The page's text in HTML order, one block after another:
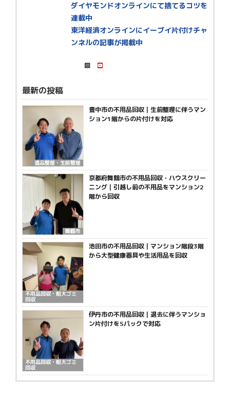
ダイヤモンドオンラインにて捨てるコツを
連載中
東洋経済オンラインにイーブイ片付けチャ
ンネルの記事が掲載中
最新の投稿
遺品整理・生前整理
豊中市の不用品回収｜生前整理に伴うマン
ション1階からの片付けを対応
舞鶴市
京都府舞鶴市の不用品回収・ハウスクリー
ニング｜引越し前の不用品をマンション2
階から回収
不用品回収・粗大ゴミ
回収
池田市の不用品回収｜マンション階段3階
から大型健康器具や生活用品を回収
不用品回収・粗大ゴミ
回収
伊丹市の不用品回収｜退去に伴うマンショ
ン片付けをSパックで対応